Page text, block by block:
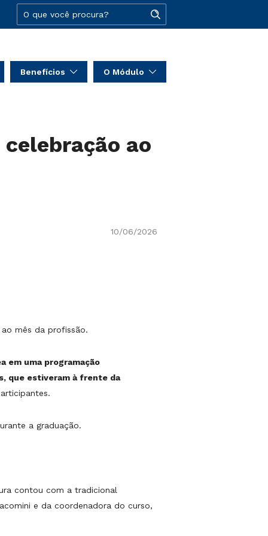
Benefícios O Módulo
ao
10/06/2026
mês da profissão.
em uma programação
que estiveram à frente da
a graduação.
contou com a tradicional
e da coordenadora do curso,